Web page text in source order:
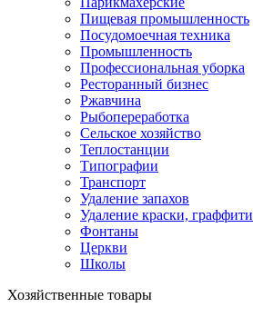
Пищевая промышленность
Посудомоечная техника
Промышленность
Профессиональная уборка
Ресторанный бизнес
Ржавчина
Рыбопереработка
Сельское хозяйство
Теплостанции
Типографии
Транспорт
Удаление запахов
Удаление краски, граффити
Фонтаны
Церкви
Школы
Хозяйственные товары